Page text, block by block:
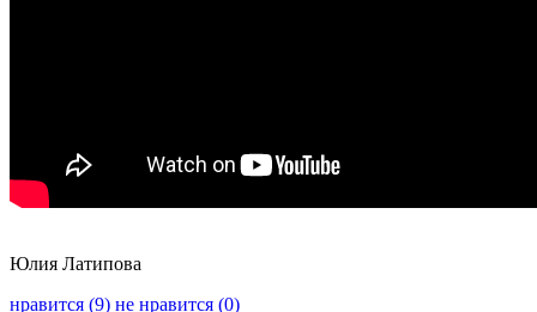
Юлия Латипова
нравится (9) не нравится (0)